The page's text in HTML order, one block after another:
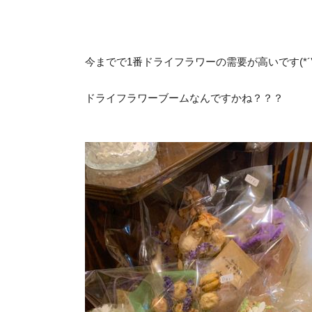
今までで1番ドライフラワーの需要が高いです
ドライフラワーブームなんですかね？？？